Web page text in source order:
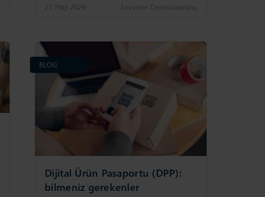
21 May 2026 Envanter Opti̇mi̇zasyonu
Dijital Ürün Pasaportu (DPP):
bilmeniz gerekenler
BLOG